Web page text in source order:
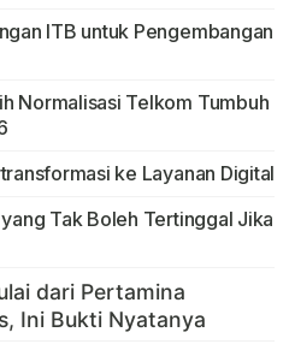
ITB untuk Pengembangan
Normalisasi Telkom Tumbuh
ke Layanan Digital
Tak Boleh Tertinggal Jika